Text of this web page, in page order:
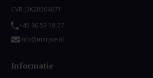
CVR: DK28504071
+45 60 53 18 27
info@marjoe.nl
Informatie